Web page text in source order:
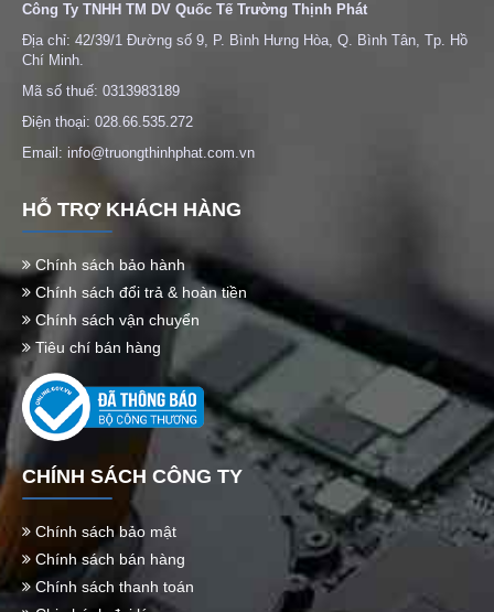
Công Ty TNHH TM DV Quốc Tế Trường Thịnh Phát
Địa chỉ: 42/39/1 Đường số 9, P. Bình Hưng Hòa, Q. Bình Tân, Tp. Hồ
Chí Minh.
Mã số thuế: 0313983189
Điện thoại: 028.66.535.272
Email: info@truongthinhphat.com.vn
HỖ TRỢ KHÁCH HÀNG
Chính sách bảo hành
Chính sách đổi trả & hoàn tiền
Chính sách vận chuyển
Tiêu chí bán hàng
CHÍNH SÁCH CÔNG TY
Chính sách bảo mật
Chính sách bán hàng
Chính sách thanh toán